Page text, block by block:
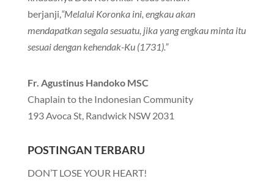
berjanji,“Melalui Koronka ini, engkau akan
mendapatkan segala sesuatu, jika yang engkau minta itu
sesuai dengan kehendak-Ku (1731).”
Fr. Agustinus Handoko MSC
Chaplain to the Indonesian Community
193 Avoca St, Randwick NSW 2031
POSTINGAN TERBARU
DON’T LOSE YOUR HEART!